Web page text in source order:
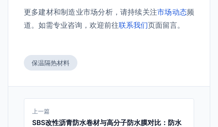
更多建材和制造业市场分析，请持续关注市场动态频
道。如需专业咨询，欢迎前往联系我们页面留言。
保温隔热材料
上一篇
SBS改性沥青防水卷材与高分子防水膜对比：防水